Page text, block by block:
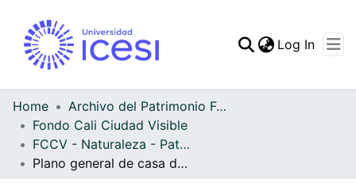
Log In
Home
Archivo del Patrimonio Fotográfico y Fílmico del Valle del Cauca
Fondo Cali Ciudad Visible
FCCV - Naturaleza - Patrimonial
Plano general de casa de madera insertada dentro de un bosque